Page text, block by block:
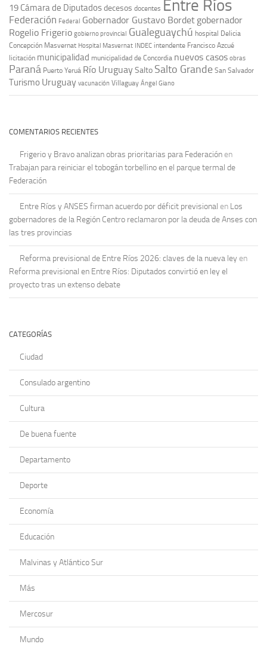
19 Cámara de Diputadosdecesos docentes Entre Ríos
Federación Federal Gobernador Gustavo Bordet gobernador
Rogelio Frigerio gobierno provincial Gualeguaychú hospital Delicia
Concepción Masvernat Hospital Masvernat INDEC intendente Francisco Azcué
licitación municipalidad municipalidad de Concordia nuevos casos obras
Paraná Puerto Yeruá Río UruguaySalto Salto Grande San Salvador
Turismo Uruguay vacunación Villaguay Ángel Giano
COMENTARIOS RECIENTES
Frigerio y Bravo analizan obras prioritarias para Federación en
Trabajan para reiniciar el tobogán torbellino en el parque termal de
Federación
Entre Ríos y ANSES firman acuerdo por déficit previsional en Los
gobernadores de la Región Centro reclamaron por la deuda de Anses con
las tres provincias
Reforma previsional de Entre Ríos 2026: claves de la nueva ley en
Reforma previsional en Entre Ríos: Diputados convirtió en ley el
proyecto tras un extenso debate
CATEGORÍAS
Ciudad
Consulado argentino
Cultura
De buena fuente
Departamento
Deporte
Economía
Educación
Malvinas y Atlántico Sur
Más
Mercosur
Mundo